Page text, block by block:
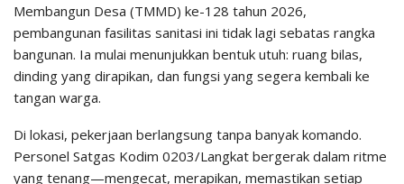
Membangun Desa (TMMD) ke-128 tahun 2026,
pembangunan fasilitas sanitasi ini tidak lagi sebatas rangka
bangunan. Ia mulai menunjukkan bentuk utuh: ruang bilas,
dinding yang dirapikan, dan fungsi yang segera kembali ke
tangan warga.
Di lokasi, pekerjaan berlangsung tanpa banyak komando.
Personel Satgas Kodim 0203/Langkat bergerak dalam ritme
yang tenang—mengecat, merapikan, memastikan setiap